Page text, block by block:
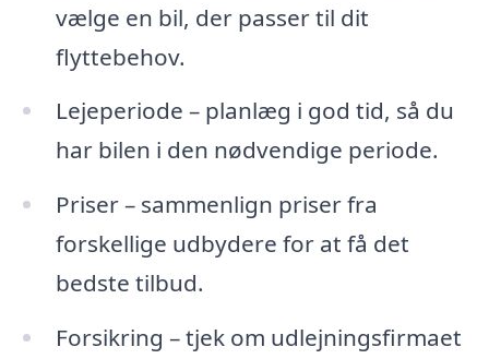
vælge en bil, der passer til dit
flyttebehov.
Lejeperiode – planlæg i god tid, så du
har bilen i den nødvendige periode.
Priser – sammenlign priser fra
forskellige udbydere for at få det
bedste tilbud.
Forsikring – tjek om udlejningsfirmaet